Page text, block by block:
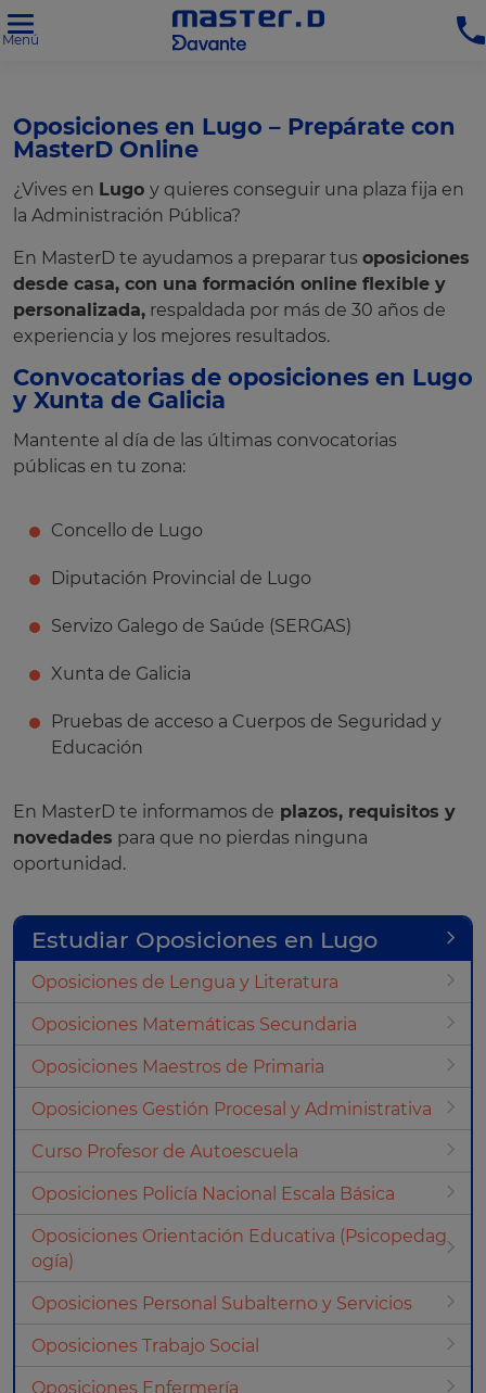
Menú
Oposiciones en Lugo – Prepárate con
MasterD Online
¿Vives en Lugo y quieres conseguir una plaza fija en
la Administración Pública?
En MasterD te ayudamos a preparar tus oposiciones
desde casa, con una formación online flexible y
personalizada, respaldada por más de 30 años de
experiencia y los mejores resultados.
Convocatorias de oposiciones en Lugo
y Xunta de Galicia
Mantente al día de las últimas convocatorias
públicas en tu zona:
Concello de Lugo
Diputación Provincial de Lugo
Servizo Galego de Saúde (SERGAS)
Xunta de Galicia
Pruebas de acceso a Cuerpos de Seguridad y
Educación
En MasterD te informamos de plazos, requisitos y
novedades para que no pierdas ninguna
oportunidad.
Estudiar Oposiciones en Lugo
Oposiciones de Lengua y Literatura
Oposiciones Matemáticas Secundaria
Oposiciones Maestros de Primaria
Oposiciones Gestión Procesal y Administrativa
Curso Profesor de Autoescuela
Oposiciones Policía Nacional Escala Básica
Oposiciones Orientación Educativa (Psicopedag
ogía)
Oposiciones Personal Subalterno y Servicios
Oposiciones Trabajo Social
Oposiciones Enfermería